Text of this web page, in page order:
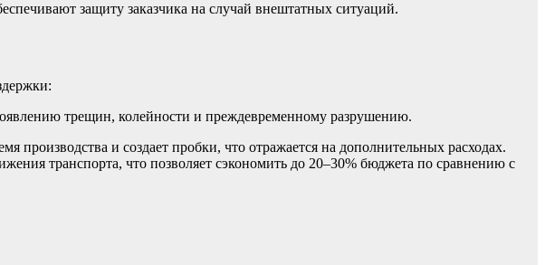
защиту заказчика на случай внештатных ситуаций.
трещин, колейности и преждевременному разрушению.
производства и создает пробки, что отражается на дополнительных расходах.
транспорта, что позволяет сэкономить до 20–30% бюджета по сравнению с